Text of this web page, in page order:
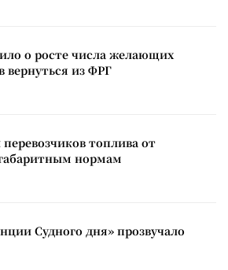
о росте числа желающих
вернуться из ФРГ
топлива от
нормам
Судного дня» прозвучало